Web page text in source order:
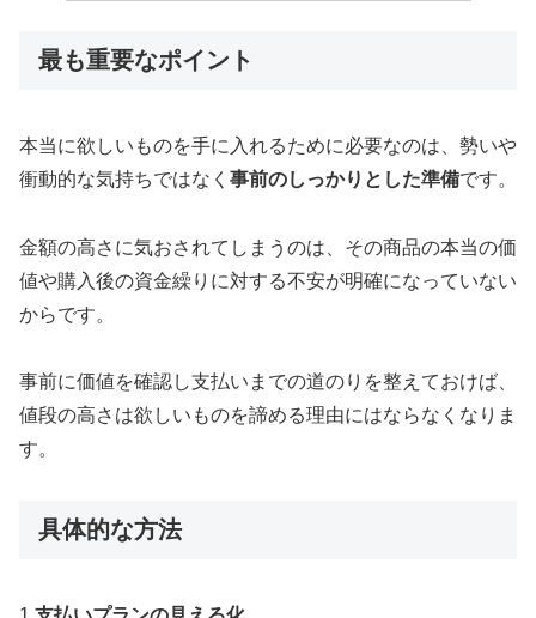
最も重要なポイント
本当に欲しいものを手に入れるために必要なのは、勢いや
衝動的な気持ちではなく 事前のしっかりとした準備です。
金額の高さに気おされてしまうのは、その商品の本当の価
値や購入後の資金繰りに対する不安が明確になっていない
からです。
事前に価値を確認し支払いまでの道のりを整えておけば、
値段の高さは欲しいものを諦める理由にはならなくなりま
す。
具体的な方法